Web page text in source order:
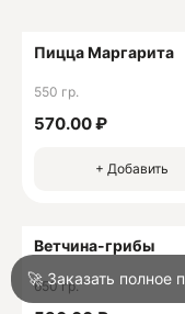
Войти
Армавир
Написать в
Пицца Маргарита
550 гр.
570.00 ₽
+ Добавить
Ветчина-грибы
650 гр.
🚀 Заказать полное